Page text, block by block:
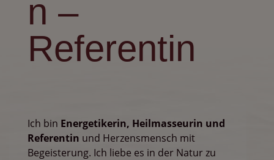
n –
Referentin
Ich bin Energetikerin, Heilmasseurin und
Referentin und Herzensmensch mit
Begeisterung. Ich liebe es in der Natur zu